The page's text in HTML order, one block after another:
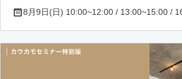
8月9日(日) 10:00~12:00 / 13:00~15:00 /